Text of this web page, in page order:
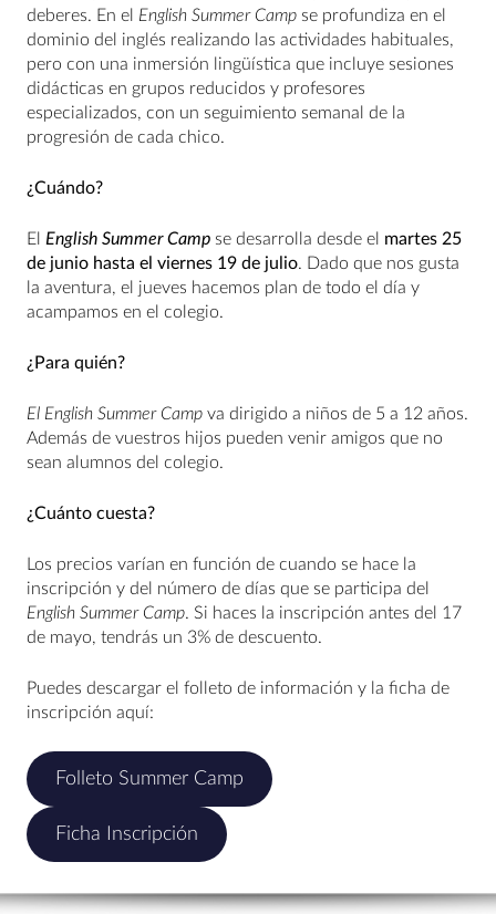
deberes. En el English Summer Camp se profundiza en el
dominio del inglés realizando las actividades habituales,
pero con una inmersión lingüística que incluye sesiones
didácticas en grupos reducidos y profesores
especializados, con un seguimiento semanal de la
progresión de cada chico.
¿Cuándo?
El English Summer Camp se desarrolla desde el martes 25
de junio hasta el viernes 19 de julio. Dado que nos gusta
la aventura, el jueves hacemos plan de todo el día y
acampamos en el colegio.
¿Para quién?
El English Summer Camp va dirigido a niños de 5 a 12 años.
Además de vuestros hijos pueden venir amigos que no
sean alumnos del colegio.
¿Cuánto cuesta?
Los precios varían en función de cuando se hace la
inscripción y del número de días que se participa del
English Summer Camp. Si haces la inscripción antes del 17
de mayo, tendrás un 3% de descuento.
Puedes descargar el folleto de información y la ficha de
inscripción aquí:
Folleto Summer Camp
Ficha Inscripción